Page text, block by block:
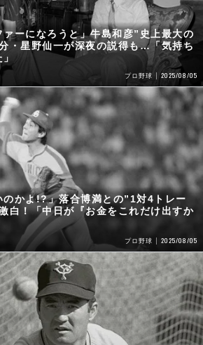
ァーになろうと」牛島和彦”史上最大の
・星野仙一が深夜の説得も…「気持ち
プロ野球 2025/08/05
のかよ!?」落合博満との”1対4トレー
白！「中日が『お金をこれだけ出すか
プロ野球 2025/08/05